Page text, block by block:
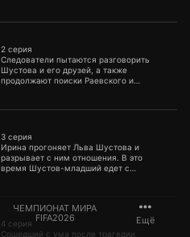
ЧЕМПИОНАТ МИРА
FIFA2026
Ещё
состоящую из «золотой молодежи»
2 серия
Следователи пытаются разговорить
Шустова и его друзей, а также
продолжают поиски Раевского и
удобрения для взрывчатки.
3 серия
Ирина прогоняет Льва Шустова и
разрывает с ним отношения. В это
время Шустов-младший едет с
4 серия
Сошедший с ума после трагедии